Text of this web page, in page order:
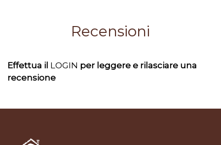
Recensioni
Effettua il LOGIN per leggere e rilasciare una
recensione